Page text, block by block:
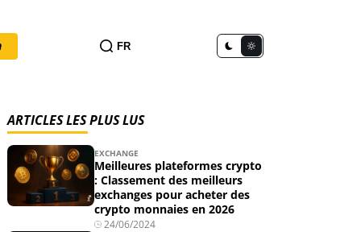
FR
ARTICLES LES PLUS LUS
EXCHANGE
Meilleures plateformes crypto
: Classement des meilleurs
exchanges pour acheter des
crypto monnaies en 2026
24/06/2024